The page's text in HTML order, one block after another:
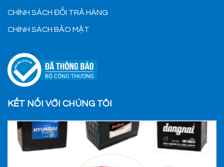
CHÍNH SÁCH ĐỔI TRẢ HÀNG
CHÍNH SÁCH BẢO MẬT
KẾT NỐI VỚI CHÚNG TÔI